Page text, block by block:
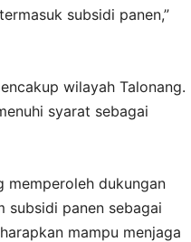
subsidi panen,”
wilayah Talonang.
syarat sebagai
memperoleh dukungan
subsidi panen sebagai
mampu menjaga